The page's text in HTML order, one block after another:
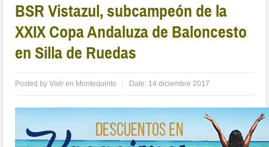
BSR Vistazul, subcampeón de la
XXIX Copa Andaluza de Baloncesto
en Silla de Ruedas
Posted byVivir en Montequinto Date: 14 diciembre 2017